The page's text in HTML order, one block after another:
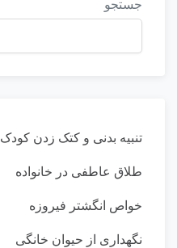
جستجو
تنبیه بدنی و کتک زدن کودک
طلاق عاطفی در خانواده
خواص انگشتر فیروزه
نگهداری از حیوان خانگی